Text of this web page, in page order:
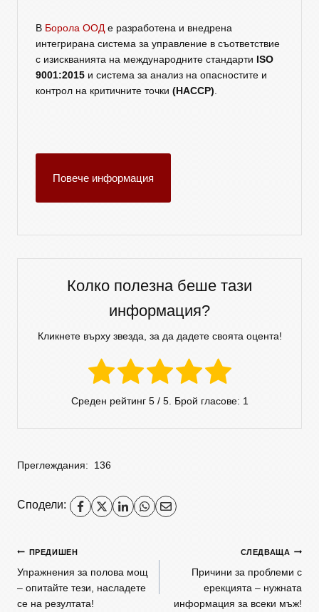
В Борола ООДе разработена и внедрена
интегрирана система за управление в съответствие
с изискванията на международните стандарти ISO
9001:2015 и система за анализ на опасностите и
контрол на критичните точки (HACCP).
Повече информация
Колко полезна беше тази
информация?
Кликнете върху звезда, за да дадете своята оцента!
Среден рейтинг 5/ 5. Брой гласове: 1
Преглеждания: 136
Сподели:
ПРЕДИШЕН
Упражнения за полова мощ
– опитайте тези, насладете
се на резултата!
СЛЕДВАЩА
Причини за проблеми с
ерекцията – нужната
информация за всеки мъж!